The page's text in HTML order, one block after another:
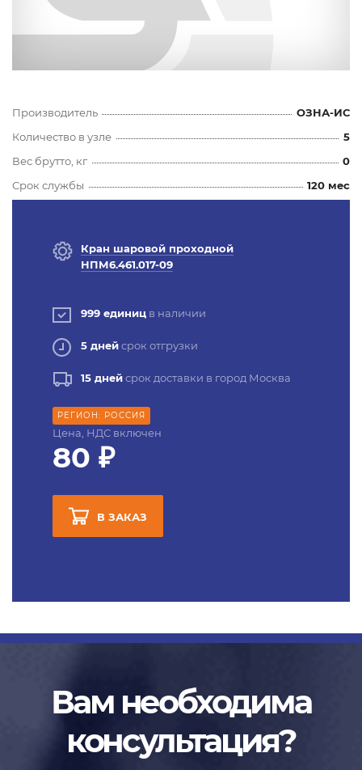
Производитель
ОЗНА-ИС
Количество в узле
5
Вес брутто, кг
0
Срок службы
120 мес
Кран шаровой проходной
НПМ6.461.017-09
999 единиц в наличии
5 днейсрок отгрузки
15 днейсрок доставки в город Москва
РЕГИОН: РОССИЯ
Цена, НДС включен
80 ₽
В ЗАКАЗ
Вам необходима
консультация?